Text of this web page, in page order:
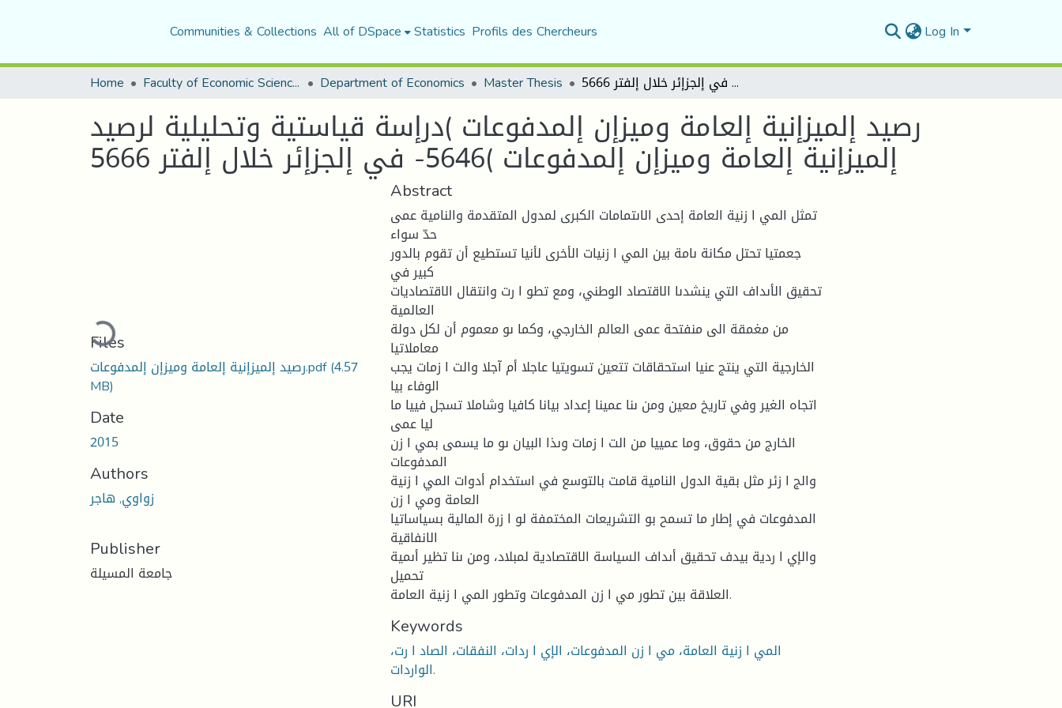
Communities & Collections All of DSpace Statistics Profils des Chercheurs Log In
Home Faculty of Economic Sciences, Commerce and Management Sciences Department of Economics Master Thesis رصيد إلميزإنية إلعامة وميزإن إلمدفوعات )درإسة قياستية وتحليلية لرصيد إلميزإنية إلعامة وميزإن إلمدفوعات )5646- في إلجزإئر خلال إلفتر 5666
رصيد إلميزإنية إلعامة وميزإن إلمدفوعات )درإسة قياستية وتحليلية لرصيد
إلميزإنية إلعامة وميزإن إلمدفوعات )5646- في إلجزإئر خلال إلفتر 5666
Loading...
Files
رصيد إلميزإنية إلعامة وميزإن إلمدفوعات.pdf(4.57
MB)
Date
2015
Authors
زواوي, هاجر
Publisher
جامعة المسيلة
Abstract
تمثل المي ا زنية العامة إحدى الاىتمامات الكبرى لمدول المتقدمة والنامية عمى
حدّ سواء
جعمتيا تحتل مكانة ىامة بين المي ا زنيات الأخرى لأنيا تستطيع أن تقوم بالدور
كبير في
تحقيق الأىداف التي ينشدىا الاقتصاد الوطني، ومع تطو ا رت وانتقال الاقتصاديات
العالمية
من مغمقة الى منفتحة عمى العالم الخارجي، وكما ىو معموم أن لكل دولة
معاملاتيا
الخارجية التي ينتج عنيا استحقاقات تتعين تسويتيا عاجلا أم آجلا والت ا زمات يجب
الوفاء بيا
اتجاه الغير وفي تاريخ معين ومن ىنا عمينا إعداد بيانا كافيا وشاملا تسجل فييا ما
ليا عمى
الخارج من حقوق، وما عمييا من الت ا زمات وىذا البيان ىو ما يسمى بمي ا زن
المدفوعات
والج ا زئر مثل بقية الدول النامية قامت بالتوسع في استخدام أدوات المي ا زنية
العامة ومي ا زن
المدفوعات في إطار ما تسمح بو التشريعات المختمفة لو ا زرة المالية بسياساتيا
الانفاقية
والإي ا ردية بيدف تحقيق أىداف السياسة الاقتصادية لمبلاد، ومن ىنا تظير أىمية
تحميل
العلاقة بين تطور مي ا زن المدفوعات وتطور المي ا زنية العامة.
Keywords
المي ا زنية العامة، مي ا زن المدفوعات، الإي ا ردات، النفقات، الصاد ا رت،
الواردات.
URI